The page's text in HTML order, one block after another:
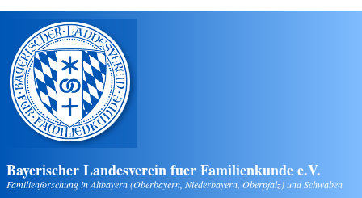
Direkt zum Inhalt
Bayerischer Landesverein fuer Familienkunde e.V.
Familienforschung in Altbayern (Oberbayern, Niederbayern, Oberpfalz) und Schwaben